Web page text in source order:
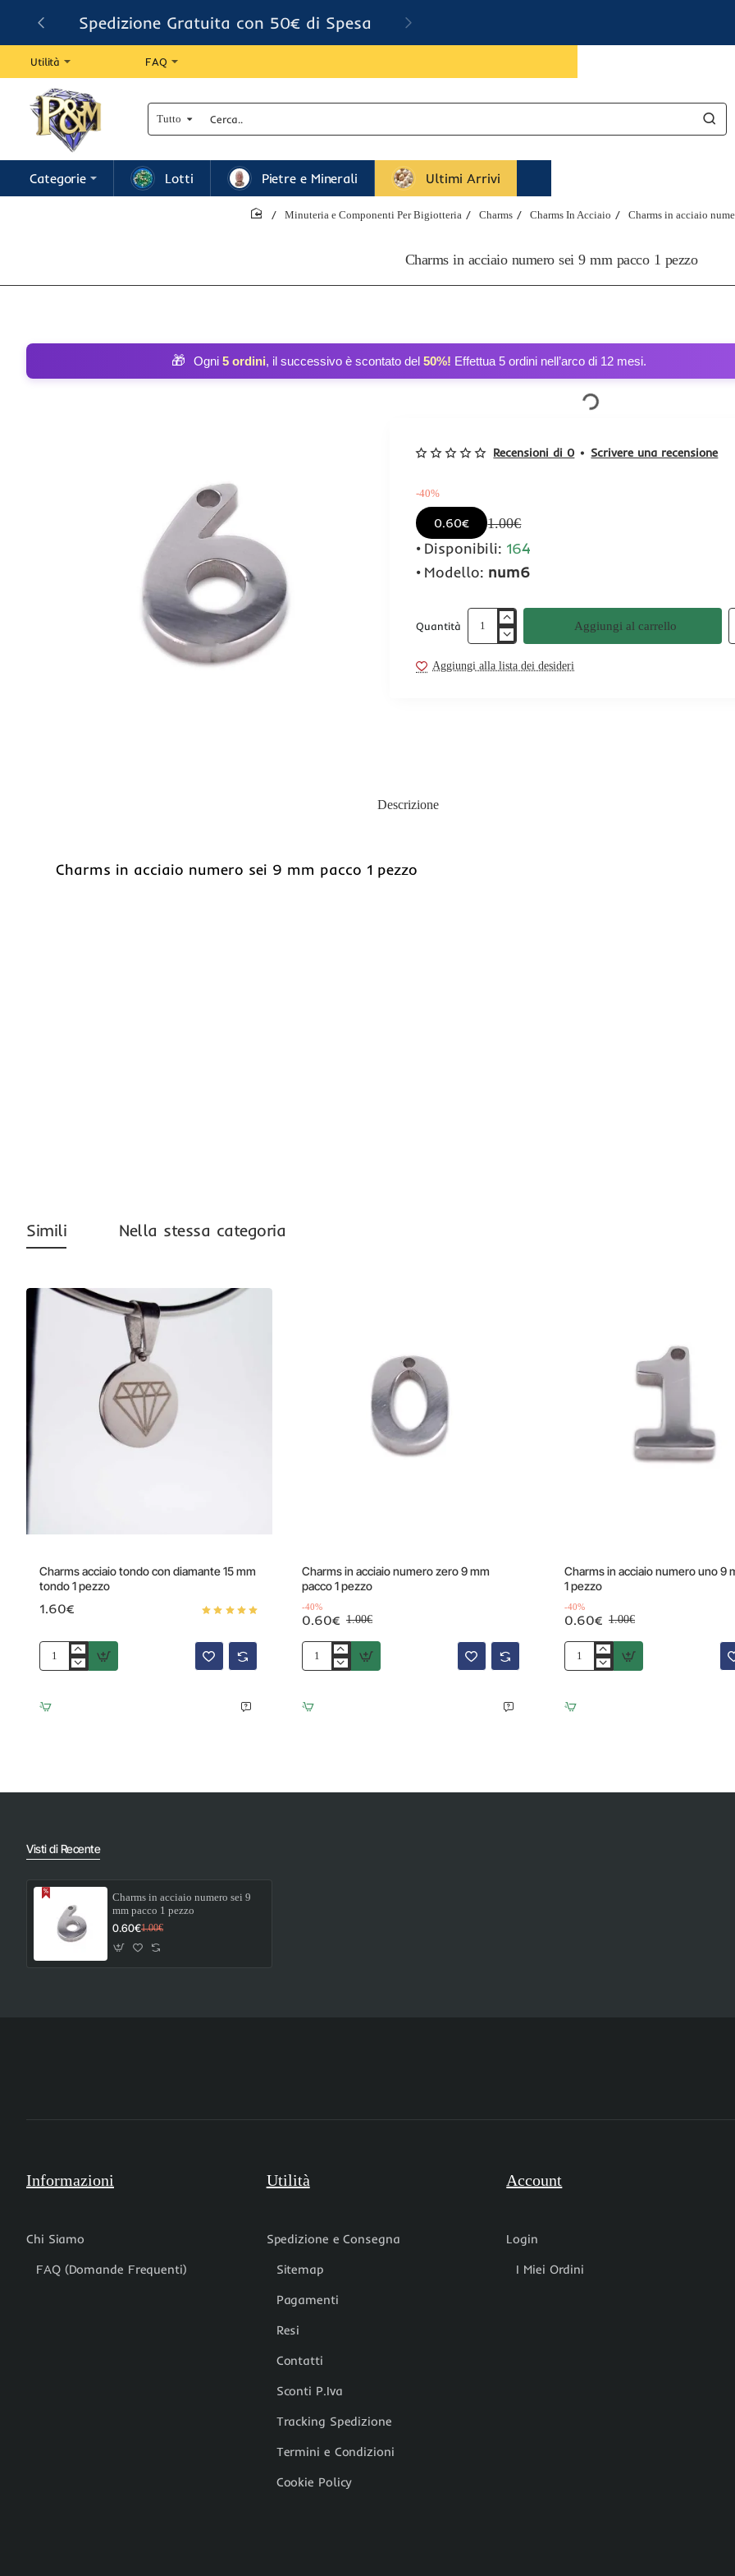
Spedizione Gratuita con 50€ di Spesa
Utilità FAQ
Tutto
Cerca..
Categorie Lotti Pietre e Minerali Ultimi Arrivi
Charms in acciaio numero sei 9 mm pacco 1 pezzo
Minuteria e Componenti Per Bigiotteria Charms Charms In Acciaio Charms in acciaio
🎁 Ogni 5 ordini, il successivo è scontato del 50%! Effettua 5 ordini nell’arco di 12 mesi.
Recensioni di 0 • Scrivere una recensione
-40%
0.60€ 1.00€
Disponibili: 164
Modello: num6
Quantità Aggiungi al carrello
Aggiungi alla lista dei desideri
Descrizione
Charms in acciaio numero sei 9 mm pacco 1 pezzo
Simili Nella stessa categoria
Charms acciaio tondo con diamante 15 mm
tondo 1 pezzo
1.60€
Charms
acciaio
con
diamante
Charms in acciaio numero zero 9 mm
pacco 1 pezzo
-40%
0.60€ 1.00€
Charms
in
numero
zero
Charms in acciaio numero uno 9
1 pezzo
-40%
0.60€ 1.00€
Charms
in
numero
uno
Visti di Recente
Charms in acciaio numero sei 9
mm pacco 1 pezzo
0.60€1.00€
Informazioni
Chi Siamo
FAQ (Domande Frequenti)
Utilità
Spedizione e Consegna
Sitemap
Pagamenti
Resi
Contatti
Sconti P.Iva
Tracking Spedizione
Termini e Condizioni
Cookie Policy
Account
Login
I Miei Ordini